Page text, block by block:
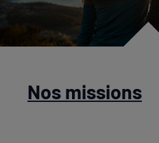
Nos missions